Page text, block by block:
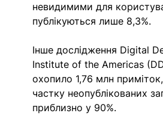
невидимими для
публікуються лише 8,3%.
Інше дослідження Digital
Institute of the Americas
охопило 1,76 млн
частку неопублікованих
приблизно у 90%.